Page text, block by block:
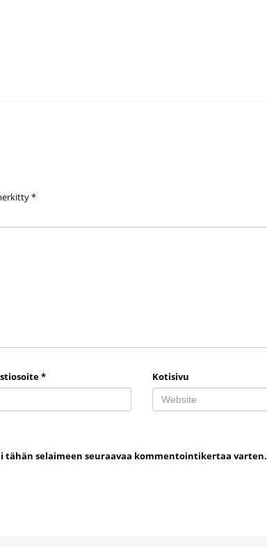
*
* Kotisivu
selaimeen seuraavaa kommentointikertaa varten.